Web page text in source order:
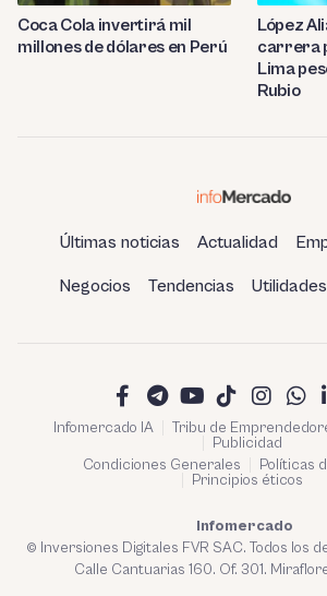
Coca Cola invertirá mil
millones de dólares en Perú
López
carrera
Lima
Rubio
Últimas noticias Actualidad
Negocios Tendencias Utilidades
Infomercado IA Tribu de
Publicidad
Condiciones Generales
Políticas
Principios éticos
Infomercado
© Inversiones Digitales FVR SAC. Todos los
Calle Cantuarias 160. Of. 301.